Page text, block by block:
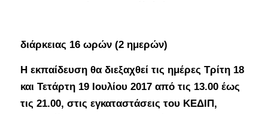
διάρκειας 16 ωρών (2 ημερών)
Η εκπαίδευση θα διεξαχθεί τις ημέρες Τρίτη 18
και Τετάρτη 19 Ιουλίου 2017 από τις 13.00 έως
τις 21.00, στις εγκαταστάσεις του ΚΕΔΙΠ,